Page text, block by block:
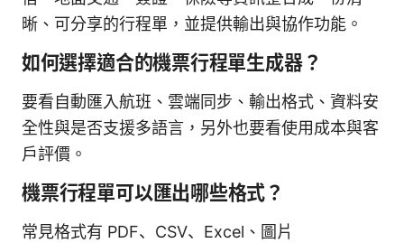
晰、可分享的行程單，並提供輸出與協作功能。
如何選擇適合的機票行程單生成器？
要看自動匯入航班、雲端同步、輸出格式、資料安
全性與是否支援多語言，另外也要看使用成本與客
戶評價。
機票行程單可以匯出哪些格式？
常見格式有 PDF、CSV、Excel、圖片